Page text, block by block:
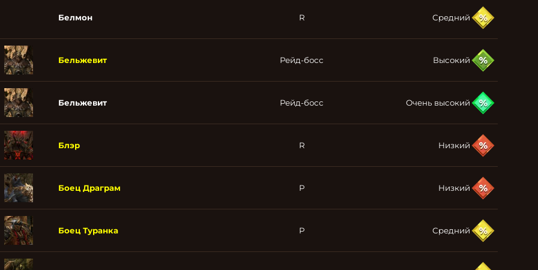
Белмон R Средний
Бельжевит Рейд-босс Высокий
Бельжевит Рейд-босс Очень высокий
Блэр R Низкий
Боец Драграм P Низкий
Боец Туранка P Средний